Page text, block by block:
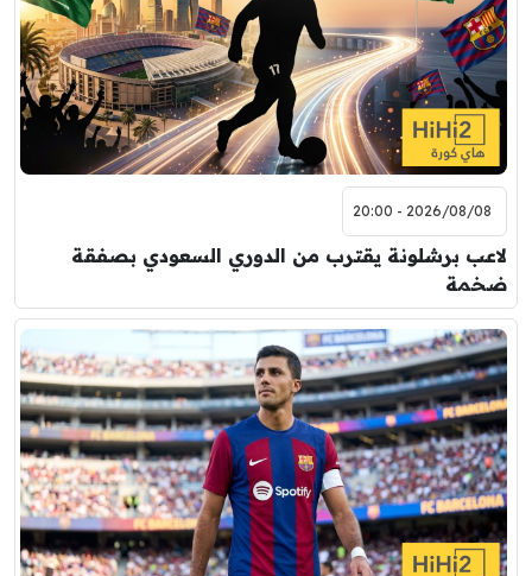
2026/08/08 - 20:00
لاعب برشلونة يقترب من الدوري السعودي بصفقة
ضخمة